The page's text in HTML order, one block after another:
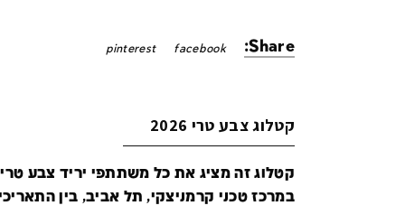
Share:
facebook
pinterest
קטלוג צבע טרי 2026
במרכז טכני קרמניצקי, תל אביב, בין התאריכים 24-29